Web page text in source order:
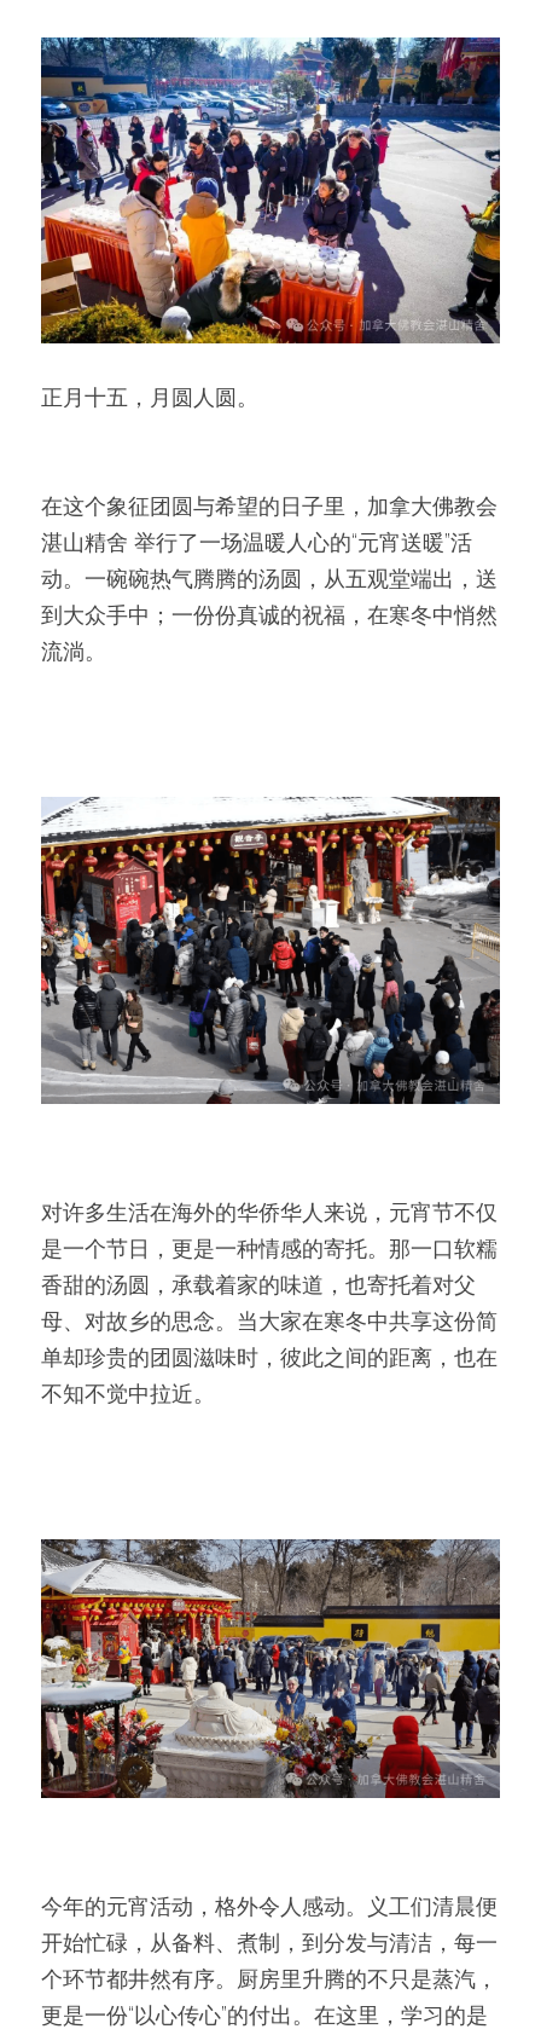
正月十五，月圆人圆。
在这个象征团圆与希望的日子里，加拿大佛教会
湛山精舍 举行了一场温暖人心的“元宵送暖”活
动。一碗碗热气腾腾的汤圆，从五观堂端出，送
到大众手中；一份份真诚的祝福，在寒冬中悄然
流淌。
对许多生活在海外的华侨华人来说，元宵节不仅
是一个节日，更是一种情感的寄托。那一口软糯
香甜的汤圆，承载着家的味道，也寄托着对父
母、对故乡的思念。当大家在寒冬中共享这份简
单却珍贵的团圆滋味时，彼此之间的距离，也在
不知不觉中拉近。
今年的元宵活动，格外令人感动。义工们清晨便
开始忙碌，从备料、煮制，到分发与清洁，每一
个环节都井然有序。厨房里升腾的不只是蒸汽，
更是一份“以心传心”的付出。在这里，学习的是